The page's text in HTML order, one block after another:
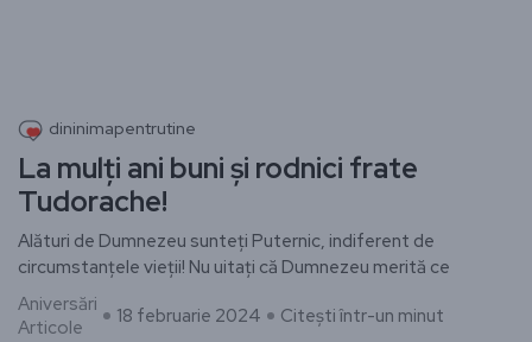
dininimapentrutine
La mulți ani buni și rodnici frate
Tudorache!
Alături de Dumnezeu sunteți Puternic, indiferent de
circumstanțele vieții! Nu uitați că Dumnezeu merită ce
Aniversări
Articole
18 februarie 2024 Citești într-un minut